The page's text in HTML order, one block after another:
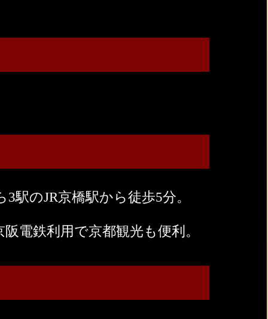
のJR京橋駅から徒歩5分。
電鉄利用で京都観光も便利。